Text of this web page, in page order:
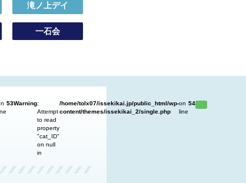
滝ノ上デイ
一石会
53Warning:
Attempt
to read
property
"cat_ID"
on null
in
/home/tolx07/issekikai.jp/public_html/wp-
content/themes/issekikai_2/single.php
on
line
54